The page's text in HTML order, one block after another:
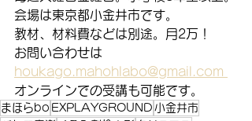
会場は東京都小金井市です。
教材、材料費などは別途。月2万！
お問い合わせは
houkago.mahohlabo@gmail.com
オンラインでの受講も可能です。
まほらbo EXPLAYGROUND 小金井市